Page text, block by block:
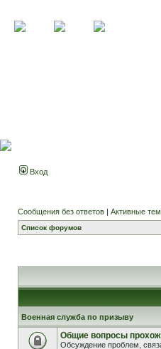
Вход
Сообщения без ответов | Активные
Список форумов
Военная служба по призыву
Общие вопросы
Обсуждение проблем,